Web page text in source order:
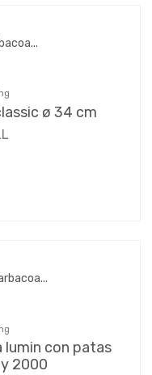
ø 34 cm
lumin con patas
2000